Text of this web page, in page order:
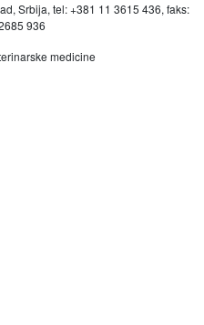
Srbija, tel: +381 11 3615 436, faks:
936
medicine